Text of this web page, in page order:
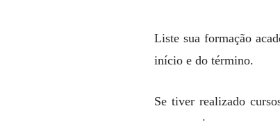
Liste sua formação
início e do término.
Se tiver realizado